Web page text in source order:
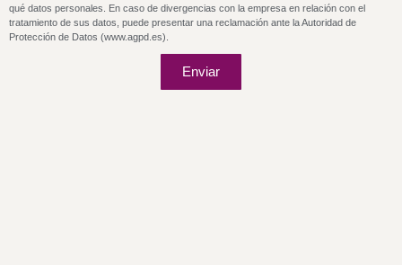
qué datos personales. En caso de divergencias con la empresa en relación con el
tratamiento de sus datos, puede presentar una reclamación ante la Autoridad de
Protección de Datos (www.agpd.es).
Enviar